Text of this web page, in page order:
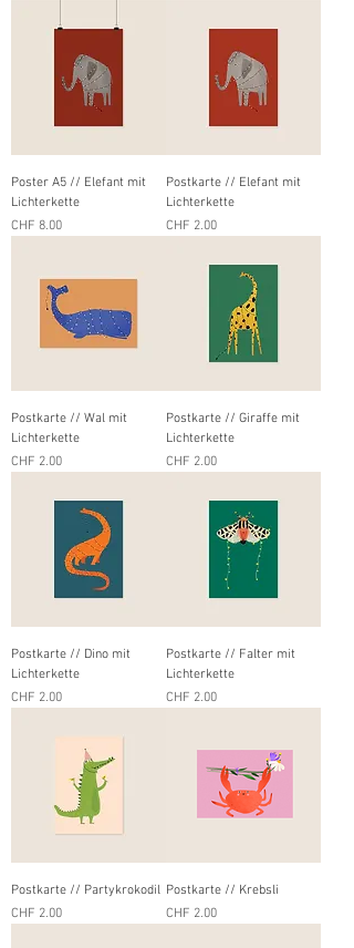
Poster A5 // Elefant mit
Lichterkette
Preis
CHF 8.00
Postkarte // Elefant mit
Lichterkette
Preis
CHF 2.00
Postkarte // Wal mit
Lichterkette
Preis
CHF 2.00
Postkarte // Giraffe mit
Lichterkette
Preis
CHF 2.00
Postkarte // Dino mit
Lichterkette
Preis
CHF 2.00
Postkarte // Falter mit
Lichterkette
Preis
CHF 2.00
Postkarte // Partykrokodil
Preis
CHF 2.00
Postkarte // Krebsli
Preis
CHF 2.00